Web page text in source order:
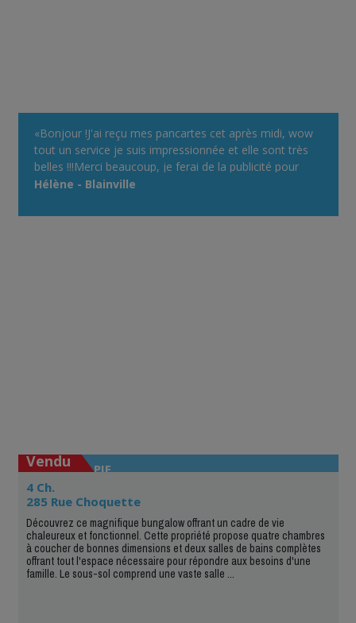
«Bonjour !J'ai reçu mes pancartes cet après midi, wow
tout un service je suis impressionnée et elle sont très
belles !!!Merci beaucoup, je ferai de la publicité pour
votre site devant mon chalet, avec plaisir !Bonne
Hélène - Blainville
SAINT-PIE
Vendu
4 Ch.
285 Rue Choquette
Découvrez ce magnifique bungalow offrant un cadre de vie
chaleureux et fonctionnel. Cette propriété propose quatre chambres
à coucher de bonnes dimensions et deux salles de bains complètes
offrant tout l'espace nécessaire pour répondre aux besoins d'une
famille. Le sous-sol comprend une vaste salle ...